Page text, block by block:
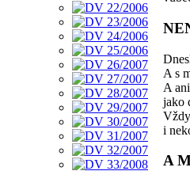
A s
A
jako
i
A